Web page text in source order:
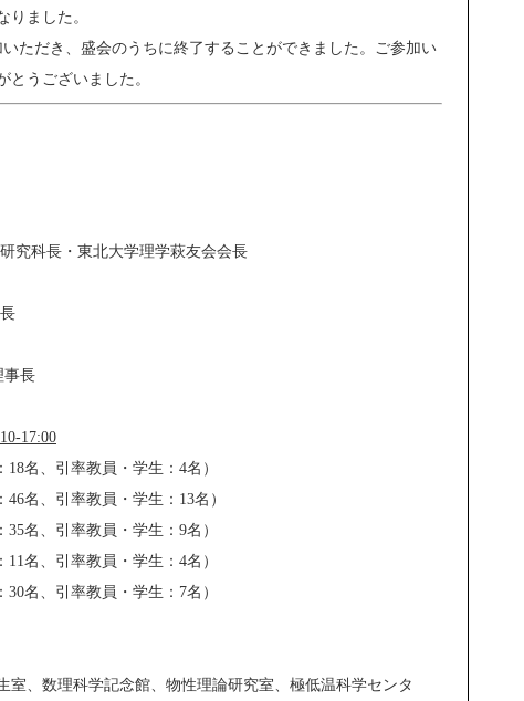
りました。
ただき、盛会のうちに終了することができました。ご参加い
とうございました。
科長・東北大学理学萩友会会長
長
17:00
、引率教員・学生：4名）
、引率教員・学生：13名）
、引率教員・学生：9名）
、引率教員・学生：4名）
名、引率教員・学生：7名）
室、数理科学記念館、物性理論研究室、極低温科学センタ